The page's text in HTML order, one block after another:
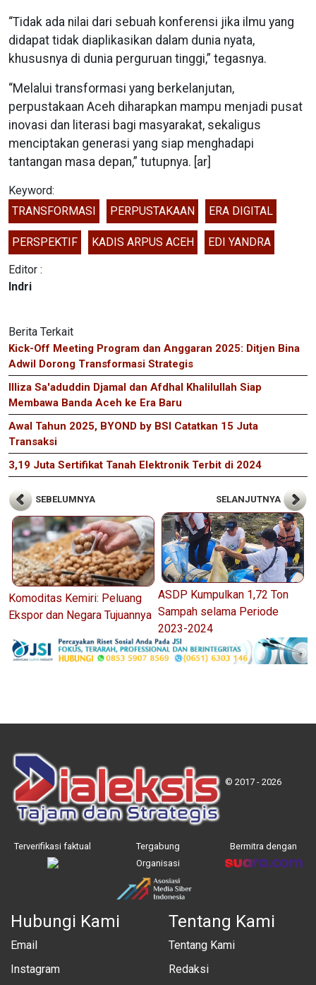
“Tidak ada nilai dari sebuah konferensi jika ilmu yang
didapat tidak diaplikasikan dalam dunia nyata,
khususnya di dunia perguruan tinggi,” tegasnya.
“Melalui transformasi yang berkelanjutan,
perpustakaan Aceh diharapkan mampu menjadi pusat
inovasi dan literasi bagi masyarakat, sekaligus
menciptakan generasi yang siap menghadapi
tantangan masa depan,” tutupnya. [ar]
Keyword:
TRANSFORMASI
PERPUSTAKAAN ERA DIGITAL
PERSPEKTIF KADIS ARPUS ACEH EDI YANDRA
Editor :
Indri
Berita Terkait
Kick-Off Meeting Program dan Anggaran 2025: Ditjen Bina
Adwil Dorong Transformasi Strategis
Illiza Sa'aduddin Djamal dan Afdhal Khalilullah Siap
Membawa Banda Aceh ke Era Baru
Awal Tahun 2025, BYOND by BSI Catatkan 15 Juta
Transaksi
3,19 Juta Sertifikat Tanah Elektronik Terbit di 2024
SEBELUMNYA
Komoditas Kemiri: Peluang
Ekspor dan Negara Tujuannya
SELANJUTNYA
ASDP Kumpulkan 1,72 Ton
Sampah selama Periode
2023-2024
© 2017 - 2026
Terverifikasi faktual
Tergabung
Organisasi
Bermitra dengan
Hubungi Kami
Email
Instagram
Tentang Kami
Tentang Kami
Redaksi